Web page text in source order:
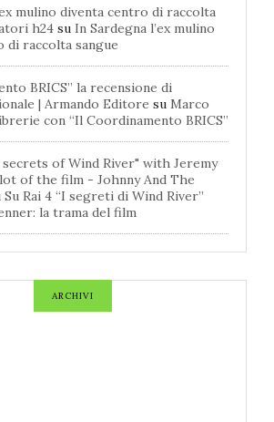
mulino diventa centro di raccolta
h24 su In Sardegna l’ex mulino
di raccolta sangue
BRICS” la recensione di
| Armando Editore su Marco
con “Il Coordinamento BRICS”
secrets of Wind River" with Jeremy
of the film - Johnny And The
Su Rai 4 “I segreti di Wind River”
la trama del film
ARCHIVI